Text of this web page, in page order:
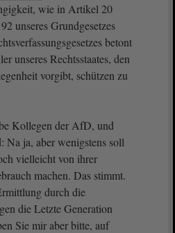
wie in Artikel 20
unseres Grundgesetzes
betont
unseres Rechtsstaates, den
vorgibt, schützen zu
Kollegen der AfD, und
Na ja, aber wenigstens soll
vielleicht von ihrer
machen. Das stimmt.
durch die
die Letzte Generation
Sie mir aber bitte, auf